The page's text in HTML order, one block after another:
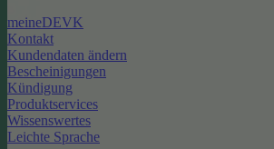
meineDEVK
Kontakt
Kundendaten ändern
Bescheinigungen
Kündigung
Produktservices
Wissenswertes
Leichte Sprache